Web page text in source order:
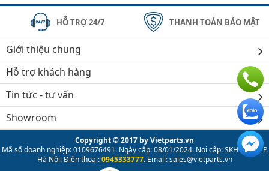
HỖ TRỢ 24/7 THANH TOÁN BẢO MẬT
Giới thiệu chung
Hỗ trợ khách hàng
Tin tức - tư vấn
Showroom
Copyright © 2017 by Vietparts.vn
Mã số doanh nghiệp: 0109676491. Ngày cấp: 08/01/2024. Nơi cấp: SKH & ĐT TP.
Hà Nội. Điện thoại:0945333777. Email: sales@vietparts.vn